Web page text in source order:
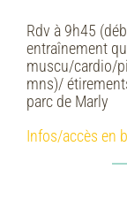
Rdv à 9h45
entraînement
muscu/cardio/
mns)/
parc de Marly
Infos/accès en